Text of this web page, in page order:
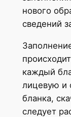
нового
сведений
каждый
лицевую и
бланка,
следует